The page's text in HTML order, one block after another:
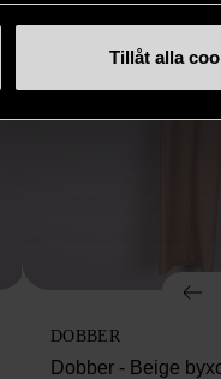
Tillåt alla
DOBBER
Dobber - Beige